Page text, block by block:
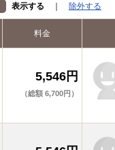
表示する 除外する
料金
5,546円
（総額 6,700円）